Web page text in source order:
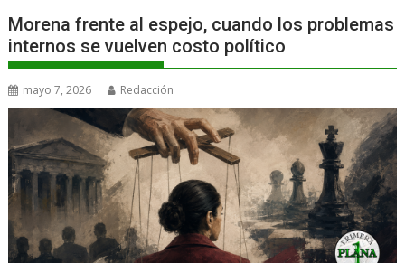
Morena frente al espejo, cuando los problemas
internos se vuelven costo político
mayo 7, 2026 Redacción